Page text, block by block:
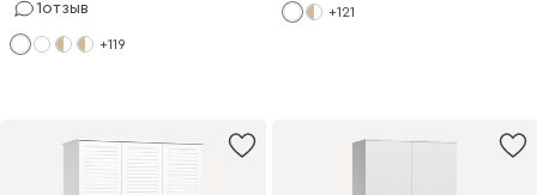
1отзыв
+119
+121